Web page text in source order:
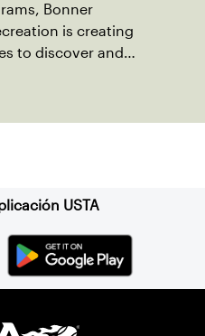
Bonner
is creating
to discover and
USTA